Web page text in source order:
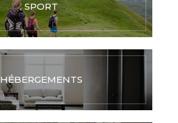
SPORT
HÉBERGEMENTS